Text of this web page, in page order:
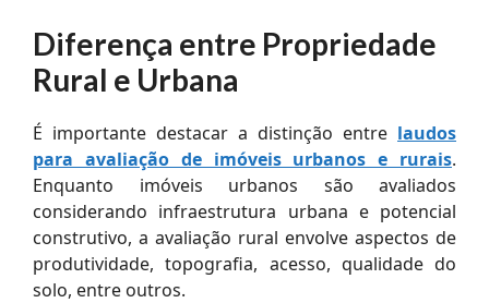
Diferença entre Propriedade
Rural e Urbana
É importante destacar a distinção entre laudos
para avaliação de imóveis urbanos e rurais.
Enquanto imóveis urbanos são avaliados
considerando infraestrutura urbana e potencial
construtivo, a avaliação rural envolve aspectos de
produtividade, topografia, acesso, qualidade do
solo, entre outros.